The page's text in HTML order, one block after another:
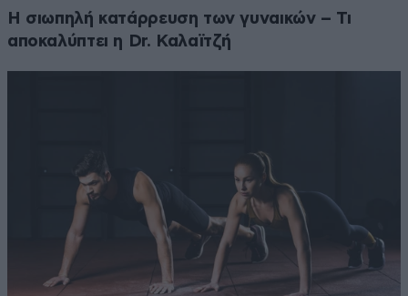
Η σιωπηλή κατάρρευση των γυναικών – Τι
αποκαλύπτει η Dr. Καλαϊτζή